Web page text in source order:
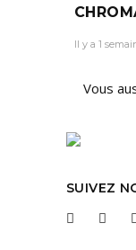
Il y a 1
Vous
SUIVEZ